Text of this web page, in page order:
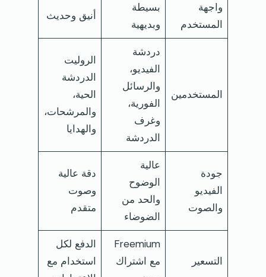
واجهة
المستخدم
بسيطة
وبديهية
أنيق وحديث
المستخدمين
دردشة
الفيديو،
والرسائل
الفورية،
وغرف
الدردشة
الروليت
الدردشة
الحية،
والمرشحات،
والهدايا
جودة
الفيديو
والصوت
عالية
الوضوح
والحد من
الضوضاء
دقة عالية
وصوت
متقدم
التسعير
Freemium
مع اشتراك
الدفع لكل
استخدام مع